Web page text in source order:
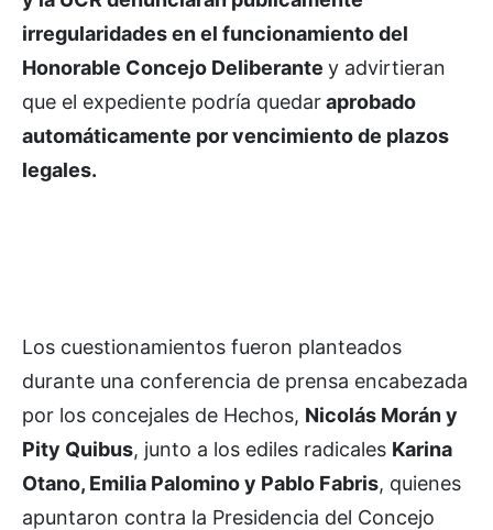
irregularidades en el funcionamiento del
Honorable Concejo Deliberante y advirtieran
que el expediente podría quedaraprobado
automáticamente por vencimiento de plazos
legales.
Los cuestionamientos fueron planteados
durante una conferencia de prensa encabezada
por los concejales de Hechos, Nicolás Morán y
Pity Quibus, junto a los ediles radicales Karina
Otano, Emilia Palomino y Pablo Fabris, quienes
apuntaron contra la Presidencia del Concejo